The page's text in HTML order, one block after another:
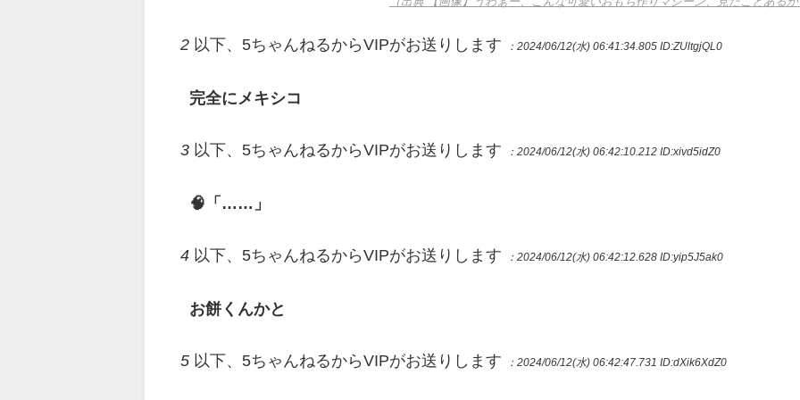
2 以下、5ちゃんねるからVIPがお送りします ：2024/06/12(水) 06:41:34.805ID:ZUltgjQL0
完全にメキシコ
3 以下、5ちゃんねるからVIPがお送りします ：2024/06/12(水) 06:42:10.212ID:xivd5idZ0
🧠「……」
4 以下、5ちゃんねるからVIPがお送りします ：2024/06/12(水) 06:42:12.628ID:yip5J5ak0
お餅くんかと
5 以下、5ちゃんねるからVIPがお送りします ：2024/06/12(水) 06:42:47.731ID:dXik6XdZ0